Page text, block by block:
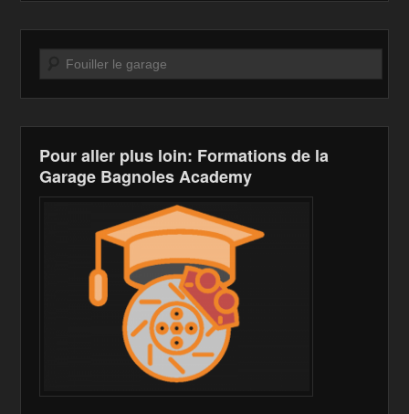
o
o
k
n
W
is
h
Li
st
n
k
Recherche
Pour aller plus loin: Formations de la
Garage Bagnoles Academy